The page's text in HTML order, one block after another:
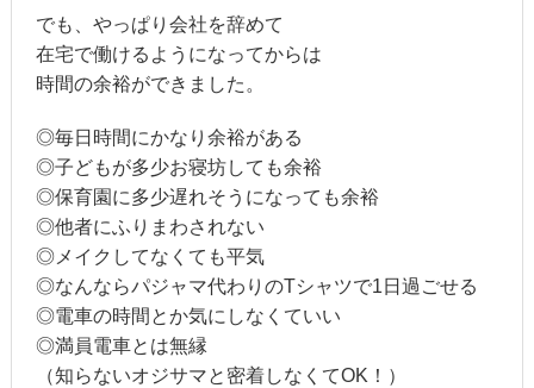
でも、やっぱり会社を辞めて
在宅で働けるようになってからは
時間の余裕ができました。
◎毎日時間にかなり余裕がある
◎子どもが多少お寝坊しても余裕
◎保育園に多少遅れそうになっても余裕
◎他者にふりまわされない
◎メイクしてなくても平気
◎なんならパジャマ代わりのTシャツで1日過ごせる
◎電車の時間とか気にしなくていい
◎満員電車とは無縁
（知らないオジサマと密着しなくてOK！）